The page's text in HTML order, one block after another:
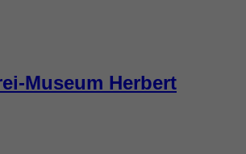
Museum Herbert